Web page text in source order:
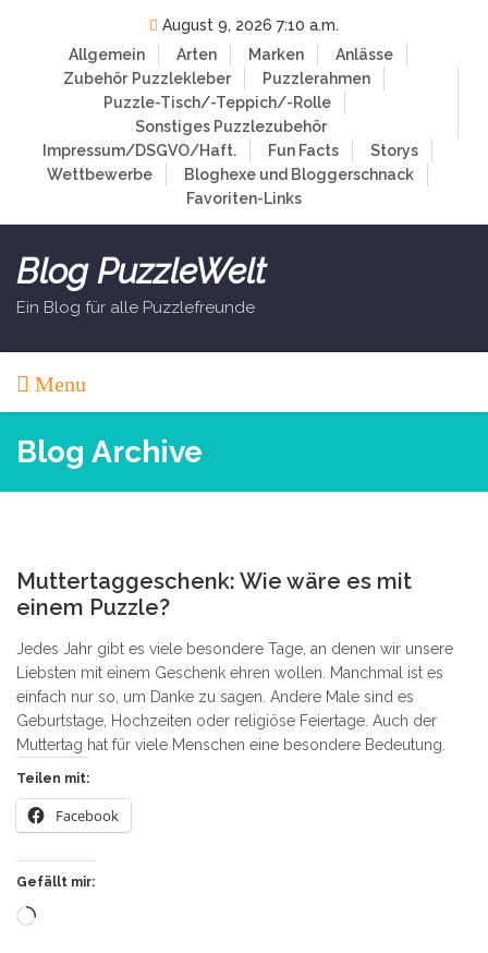
August 9, 2026 7:10 a.m.
Allgemein
Arten Marken
Anlässe
Zubehör Puzzlekleber
Puzzlerahmen
Puzzle-Tisch/-Teppich/-Rolle
Sonstiges Puzzlezubehör
Impressum/DSGVO/Haft.
Fun Facts
Storys
Wettbewerbe
Bloghexe und Bloggerschnack
Favoriten-Links
Blog PuzzleWelt
Ein Blog für alle Puzzlefreunde
Menu
Blog Archive
Muttertaggeschenk: Wie wäre es mit
einem Puzzle?
Jedes Jahr gibt es viele besondere Tage, an denen wir unsere
Liebsten mit einem Geschenk ehren wollen. Manchmal ist es
einfach nur so, um Danke zu sagen. Andere Male sind es
Geburtstage, Hochzeiten oder religiöse Feiertage. Auch der
Muttertag hat für viele Menschen eine besondere Bedeutung.
Teilen mit:
Facebook
Gefällt mir:
Wird